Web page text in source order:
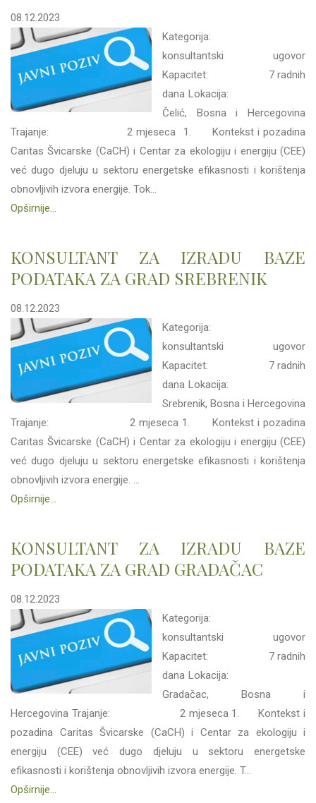
08.12.2023
Kategorija:
konsultantski ugovor
Kapacitet: 7 radnih
dana Lokacija:
Čelić, Bosna i Hercegovina
Trajanje: 2 mjeseca 1. Kontekst i pozadina
Caritas Švicarske (CaCH) i Centar za ekologiju i energiju (CEE)
već dugo djeluju u sektoru energetske efikasnosti i korištenja
obnovljivih izvora energije. Tok...
Opširnije...
KONSULTANT ZA IZRADU BAZE
PODATAKA ZA GRAD SREBRENIK
08.12.2023
Kategorija:
konsultantski ugovor
Kapacitet: 7 radnih
dana Lokacija:
Srebrenik, Bosna i Hercegovina
Trajanje: 2 mjeseca 1. Kontekst i pozadina
Caritas Švicarske (CaCH) i Centar za ekologiju i energiju (CEE)
već dugo djeluju u sektoru energetske efikasnosti i korištenja
obnovljivih izvora energije. ...
Opširnije...
KONSULTANT ZA IZRADU BAZE
PODATAKA ZA GRAD GRADAČAC
08.12.2023
Kategorija:
konsultantski ugovor
Kapacitet: 7 radnih
dana Lokacija:
Gradačac, Bosna i
Hercegovina Trajanje: 2 mjeseca 1. Kontekst i
pozadina Caritas Švicarske (CaCH) i Centar za ekologiju i
energiju (CEE) već dugo djeluju u sektoru energetske
efikasnosti i korištenja obnovljivih izvora energije. T...
Opširnije...